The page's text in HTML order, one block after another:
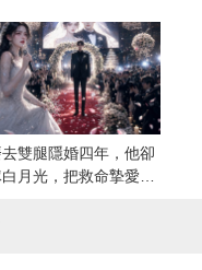
雙腿隱婚四年，他卻
月光，把救命摯愛當